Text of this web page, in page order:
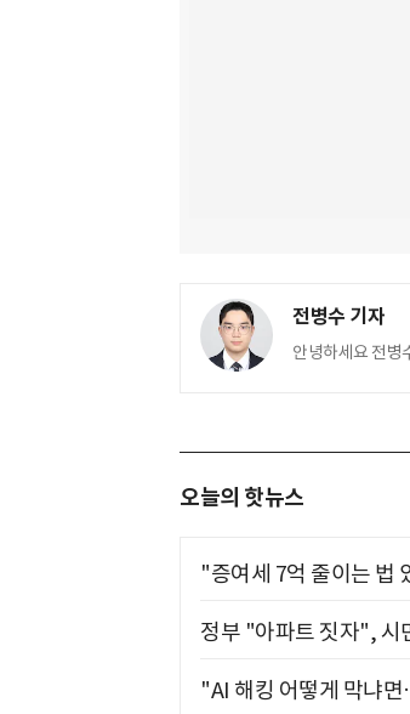
전병수 기자
안녕하세요 전병
오늘의 핫뉴스
"증여세 7억 줄이는 법
정부 "아파트 짓자",
"AI 해킹 어떻게 막냐